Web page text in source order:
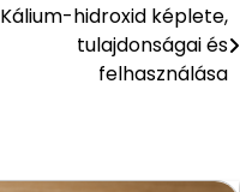
Kálium-hidroxid képlete,
tulajdonságai és
felhasználása